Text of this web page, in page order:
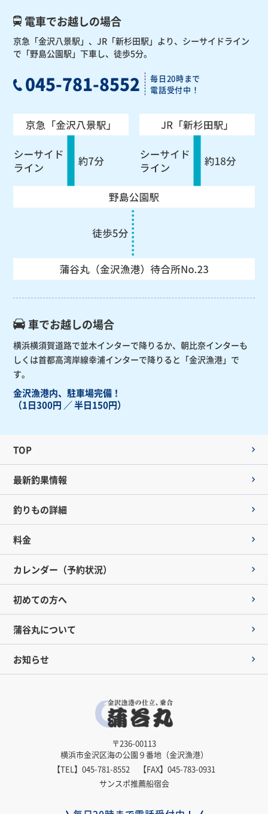
電車でお越しの場合
京急「金沢八景駅」、JR「新杉田駅」より、 シーサイドライン
で「野島公園駅」下車し、徒歩5分。
045-781-8552
毎日20時まで
電話受付中！
車でお越しの場合
横浜横須賀道路で並木インターで降りるか、朝比奈インターも
しくは首都高湾岸線幸浦インターで降りると「金沢漁港」で
す。
金沢漁港内、駐車場完備！
（1日300円 ／ 半日150円）
TOP
最新釣果情報
釣りもの詳細
料金
カレンダー（予約状況）
初めての方へ
蒲谷丸について
お知らせ
〒236-00113
横浜市金沢区海の公園９番地（金沢漁港）
【TEL】 045-781-8552
【FAX】045-783-0931
サンスポ推薦船宿会